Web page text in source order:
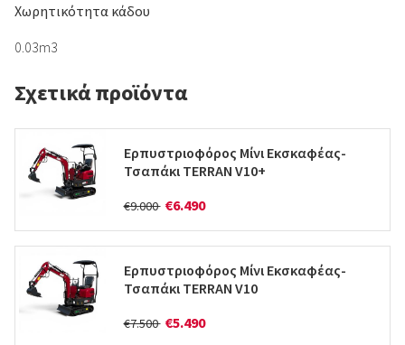
Χωρητικότητα κάδου
0.03m3
Σχετικά προϊόντα
Ερπυστριοφόρος Μίνι Εκσκαφέας-
Τσαπάκι TERRAN V10+
€9.000 €6.490
Ερπυστριοφόρος Μίνι Εκσκαφέας-
Τσαπάκι TERRAN V10
€7.500 €5.490